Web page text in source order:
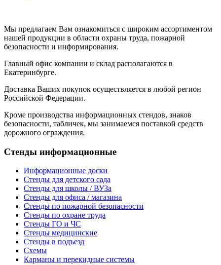
Мы предлагаем Вам ознакомиться с широким ассортиментом
нашей продукции в области охраны труда, пожарной
безопасности и информирования.
Главный офис компании и склад располагаются в
Екатеринбурге.
Доставка Ваших покупок осуществляется в любой регион
Российской Федерации.
Кроме производства информационных стендов, знаков
безопасности, табличек, мы занимаемся поставкой средств
дорожного ограждения.
Cтенды информационные
Информационные доски
Стенды для детского сада
Стенды для школы / ВУЗа
Стенды для офиса / магазина
Стенды по пожарной безопасности
Стенды по охране труда
Стенды ГО и ЧС
Стенды медицинские
Стенды в подъезд
Схемы
Карманы и перекидные системы